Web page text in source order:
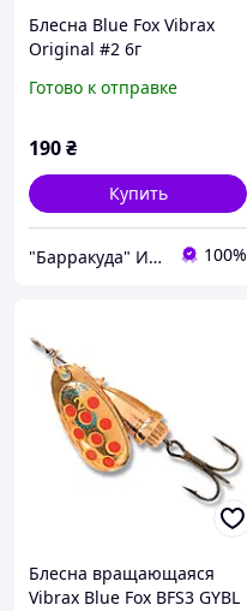
Блесна Blue Fox Vibrax
Original #2 6г
Готово к отправке
190₴
Купить
"Барракуда" Интернет-магазин 100%
Блесна вращающаяся
Vibrax Blue Fox BFS3 GYBL